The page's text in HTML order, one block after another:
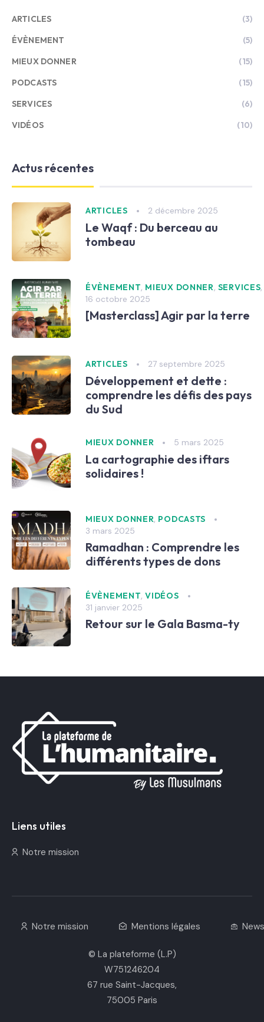
ARTICLES
(3)
ÉVÈNEMENT
(5)
MIEUX DONNER
(15)
PODCASTS
(15)
SERVICES
(6)
VIDÉOS
(10)
Actus récentes
ARTICLES 2 décembre 2025
Le Waqf : Du berceau au
tombeau
ÉVÈNEMENT, MIEUX DONNER, SERVICES
16 octobre 2025
[Masterclass] Agir par la terre
ARTICLES 27 septembre 2025
Développement et dette :
comprendre les défis des pays
du Sud
MIEUX DONNER 5 mars 2025
La cartographie des iftars
solidaires !
MIEUX DONNER, PODCASTS
3 mars 2025
Ramadhan : Comprendre les
différents types de dons
ÉVÈNEMENT,VIDÉOS
31 janvier 2025
Retour sur le Gala Basma-ty
La plateforme de l'Humanitaire
Liens utiles
Notre mission
© La plateforme (L.P)
W751246204
67 rue Saint-Jacques,
75005 Paris
Notre mission Mentions légales